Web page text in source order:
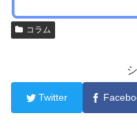
コラム
Twitter